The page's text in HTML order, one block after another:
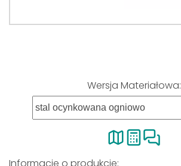
Wersja Materiałowa: